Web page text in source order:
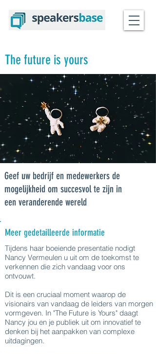
The future is yours
Geef uw bedrijf en medewerkers de
mogelijkheid om succesvol te zijn in
een veranderende wereld
Meer gedetailleerde informatie
Tijdens haar boeiende presentatie nodigt
Nancy Vermeulen u uit om de toekomst te
verkennen die zich vandaag voor ons
ontvouwt.
Dit is een cruciaal moment waarop de
visionairs van vandaag de leiders van morgen
vormgeven. In "The Future is Yours" daagt
Nancy jou en je publiek uit om innovatief te
denken bij het aanpakken van complexe
uitdagingen.